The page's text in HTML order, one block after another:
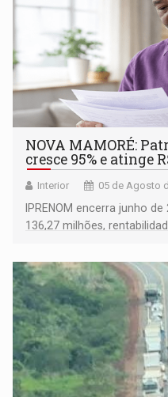
NOVA MAMORÉ:
cresce 95% e atinge
Interior 05 de Agosto
IPRENOM encerra junho
136,27 milhões,